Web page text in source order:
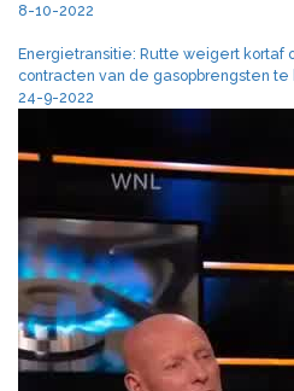
8-10-2022
Energietransitie: Rutte weigert kortaf
contracten van de gasopbrengsten te
24-9-2022